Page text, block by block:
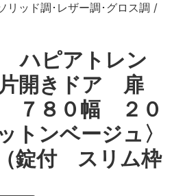
リッド調･レザー調･グロス調 /
ハピアトレン
開きドア 扉
７８０幅 ２０
ンベージュ〉
錠付 スリム枠